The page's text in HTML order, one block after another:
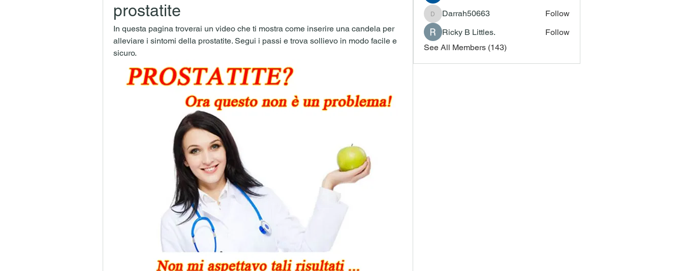
prostatite
In questa pagina troverai un video che ti mostra come inserire una candela per
alleviare i sintomi della prostatite. Segui i passi e trova sollievo in modo facile e
sicuro.
Darrah50663
Darrah50663
Follow
Ricky B Littles.
Follow
See All Members (143)